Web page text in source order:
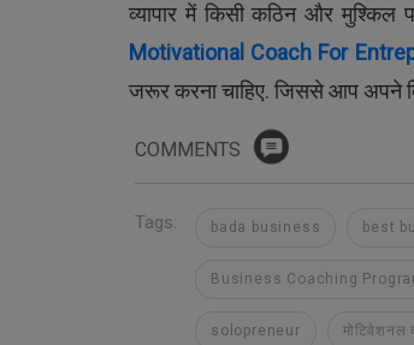
व्यापार में किसी कठिन और
Motivational Coach For
जरूर करना चाहिए. जिससे आप अपने
COMMENTS
Tags: bada business best
Business Coaching
solopreneur मोटिवेशनल